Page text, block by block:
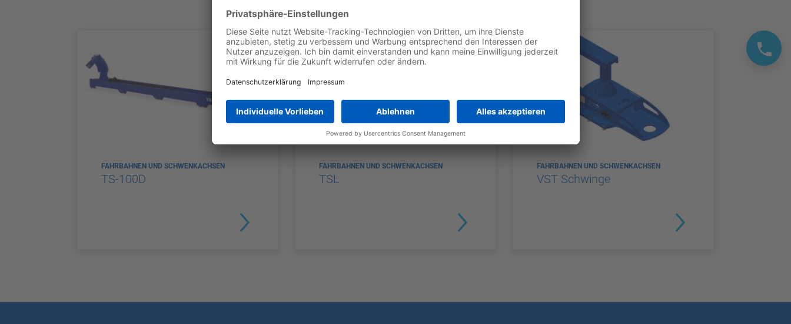
FAHRBAHNEN UND SCHWENKACHSEN
TS-100D
FAHRBAHNEN UND SCHWENKACHSEN
TSL
FAHRBAHNEN UND SCHWENKACHSEN
VST Schwinge